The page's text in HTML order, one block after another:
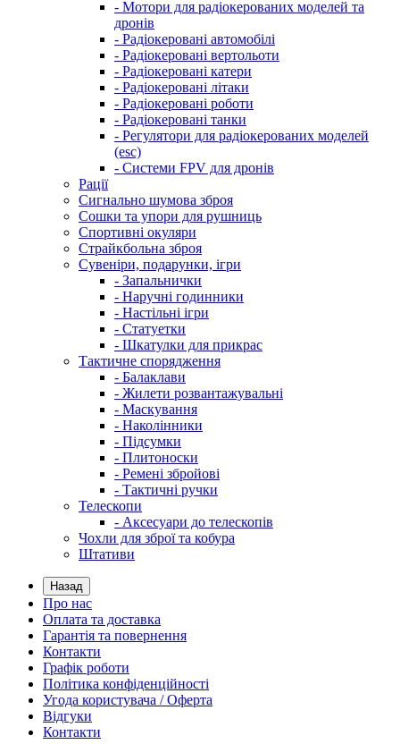
- Мотори для радіокерованих моделей та
дронів
- Радіокеровані автомобілі
- Радіокеровані вертольоти
- Радіокеровані катери
- Радіокеровані літаки
- Радіокеровані роботи
- Радіокеровані танки
- Регулятори для радіокерованих моделей
(esc)
- Системи FPV для дронів
Рації
Сигнально шумова зброя
Сошки та упори для рушниць
Спортивні окуляри
Страйкбольна зброя
Сувеніри, подарунки, ігри
- Запальнички
- Наручні годинники
- Настільні ігри
- Статуетки
- Шкатулки для прикрас
Тактичне спорядження
- Балаклави
- Жилети розвантажувальні
- Маскування
- Наколінники
- Підсумки
- Плитоноски
- Ремені збройові
- Тактичні ручки
Телескопи
- Аксесуари до телескопів
Чохли для зброї та кобура
Штативи
Назад
Про нас
Оплата та доставка
Гарантія та повернення
Контакти
Графік роботи
Політика конфіденційності
Угода користувача / Оферта
Відгуки
Контакти